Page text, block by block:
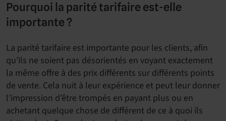
Pourquoi la parité tarifaire est-elle
importante ?
La parité tarifaire est importante pour les clients, afin
qu’ils ne soient pas désorientés en voyant exactement
la même offre à des prix différents sur différents points
de vente. Cela nuit à leur expérience et peut leur donner
l’impression d’être trompés en payant plus ou en
achetant quelque chose de différent de ce à quoi ils